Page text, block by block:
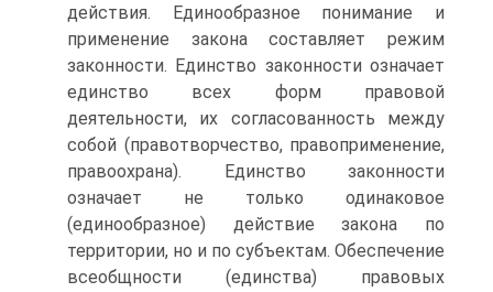
действия. Единообразное понимание и
применение закона составляет режим
законности. Единство законности означает
единство всех форм правовой
деятельности, их согласованность между
собой (правотворчество, правоприменение,
правоохрана). Единство законности
означает не только одинаковое
(единообразное) действие закона по
территории, но и по субъектам. Обеспечение
всеобщности (единства) правовых